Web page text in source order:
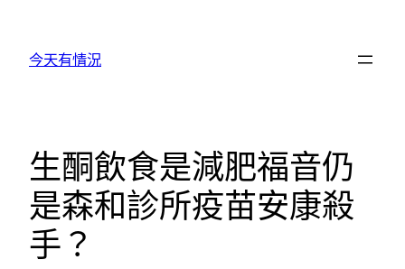
今天有情況
生酮飲食是減肥福音仍
是森和診所疫苗安康殺
手？